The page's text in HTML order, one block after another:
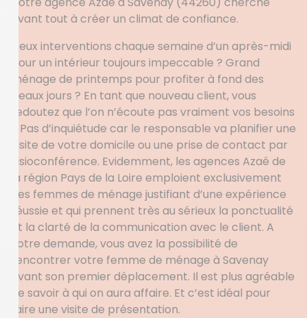
avant tout à créer un climat de confiance.
Deux interventions chaque semaine d’un après-midi
pour un intérieur toujours impeccable ? Grand
ménage de printemps pour profiter à fond des
beaux jours ? En tant que nouveau client, vous
redoutez que l’on n’écoute pas vraiment vos besoins
? Pas d’inquiétude car le responsable va planifier une
visite de votre domicile ou une prise de contact par
visioconférence. Evidemment, les agences Azaé de
la région Pays de la Loire emploient exclusivement
des femmes de ménage justifiant d’une expérience
réussie et qui prennent très au sérieux la ponctualité
et la clarté de la communication avec le client. A
votre demande, vous avez la possibilité de
rencontrer votre femme de ménage à Savenay
avant son premier déplacement. Il est plus agréable
de savoir à qui on aura affaire. Et c’est idéal pour
faire une visite de présentation.